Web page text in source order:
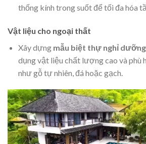
thống kính trong suốt để tối đa hóa
Vật liệu cho ngoại thất
Xây dựng mẫu biệt thự nghỉ
dụng vật liệu chất lượng cao và phù
như gỗ tự nhiên, đá hoặc gạch.